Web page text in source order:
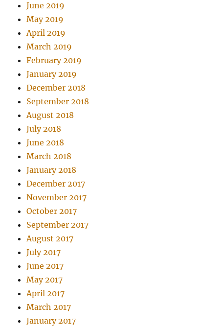
June 2019
May 2019
April 2019
March 2019
February 2019
January 2019
December 2018
September 2018
August 2018
July 2018
June 2018
March 2018
January 2018
December 2017
November 2017
October 2017
September 2017
August 2017
July 2017
June 2017
May 2017
April 2017
March 2017
January 2017